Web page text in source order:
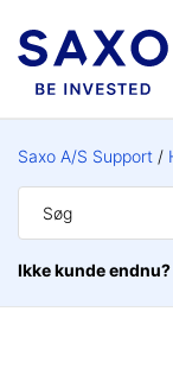
Saxo A/S Support
Ikke kunde endnu?